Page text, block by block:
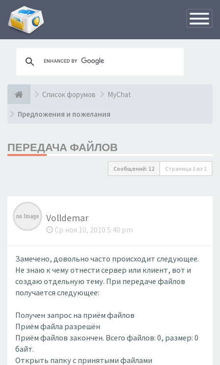
Список форумов MyChat
Предложения и пожелания
ПЕРЕДАЧА ФАЙЛОВ
Сообщений: 12 Страница 1 из 1
Volldemar
Ср ноя 10, 2010 5:40 pm
Замечено, довольно часто происходит следующее.
Не знаю к чему отнести сервер или клиент, вот и
создаю отдельную тему. При передаче файлов
получается следующее:
Получен запрос на приём файлов
Приём файла разрешён
Приём файлов закончен. Всего файлов: 0, размер: 0
байт.
Открыть папку с принятыми файлами